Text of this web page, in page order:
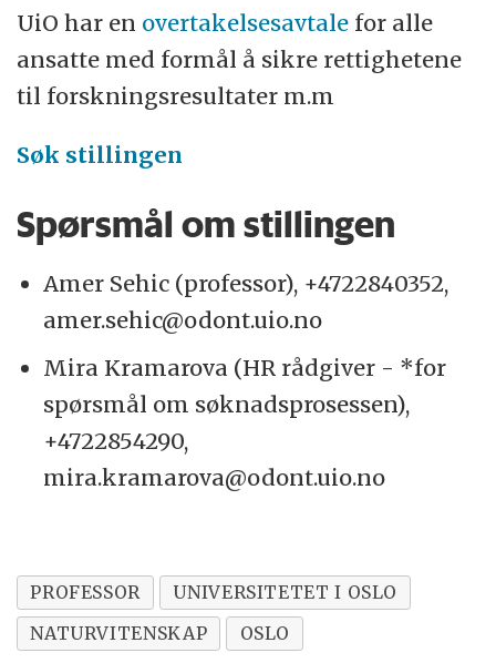
UiO har en overtakelsesavtale for alle
ansatte med formål å sikre rettighetene
til forskningsresultater m.m
Søk stillingen
Spørsmål om stillingen
Amer Sehic (professor), +4722840352,
amer.sehic@odont.uio.no
Mira Kramarova (HR rådgiver - *for
spørsmål om søknadsprosessen),
+4722854290,
mira.kramarova@odont.uio.no
PROFESSOR
UNIVERSITETET I OSLO
NATURVITENSKAP
OSLO